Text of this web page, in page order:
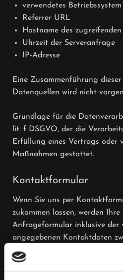
verwendetes Betriebssystem
Referrer URL
Hostname des zugreifenden
Uhrzeit der Serveranfrage
IP-Adresse
Eine Zusammenführung
Datenquellen wird nicht
Grundlage für die
lit. f DSGVO, der die
Erfüllung eines Vertrags oder
Maßnahmen gestattet.
Kontaktformular
Wenn Sie uns per
zukommen lassen, werden
Anfrageformular inklusive der
angegebenen Kontaktdaten
Anfrage und für den Fall von
gespeichert. Diese Daten